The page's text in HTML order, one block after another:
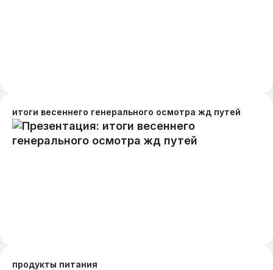
итоги весеннего генерального осмотра жд путей
продукты питания